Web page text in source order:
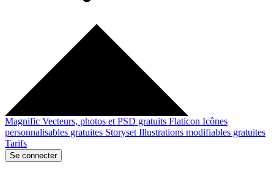
Magnific Vecteurs, photos et PSD gratuits Flaticon Icônes
personnalisables gratuites Storyset Illustrations modifiables gratuites
Tarifs
Se connecter